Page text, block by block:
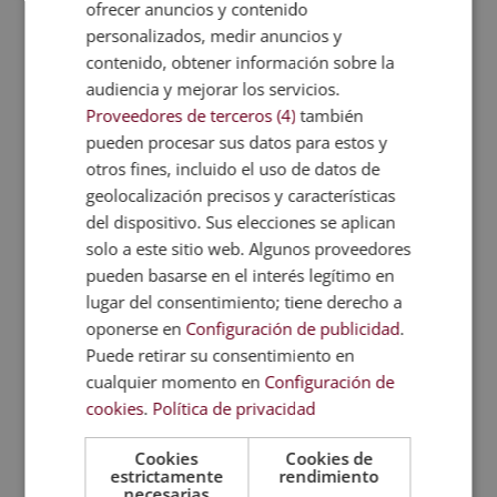
de Instalaciones Deportivas.
Temario
Valoraciones (1)
TAMBIÉN TE
RECOMENDAMOS
ofrecer anuncios y contenido
personalizados, medir anuncios y
contenido, obtener información sobre la
audiencia y mejorar los servicios.
Proveedores de terceros (4) también
pueden procesar sus datos para estos y
otros fines, incluido el uso de datos de
geolocalización precisos y características
del dispositivo. Sus elecciones se aplican
solo a este sitio web. Algunos proveedores
pueden basarse en el interés legítimo en
lugar del consentimiento; tiene derecho a
oponerse en Configuración de publicidad.
Puede retirar su consentimiento en
cualquier momento en Configuración de
cookies. Política de privacidad
Cookies
estrictamente
Cookies de
rendimiento